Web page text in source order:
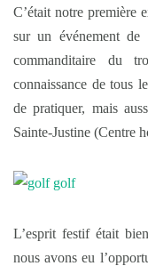
C’était notre première
sur un événement de
commanditaire du
connaissance de tous
de pratiquer, mais
Sainte-Justine (Centre
L’esprit festif était
nous avons eu